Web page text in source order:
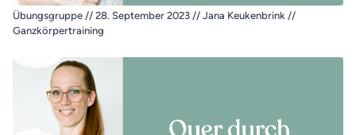
Übungsgruppe // 28. September 2023 // Jana Keukenbrink //
Ganzkörpertraining